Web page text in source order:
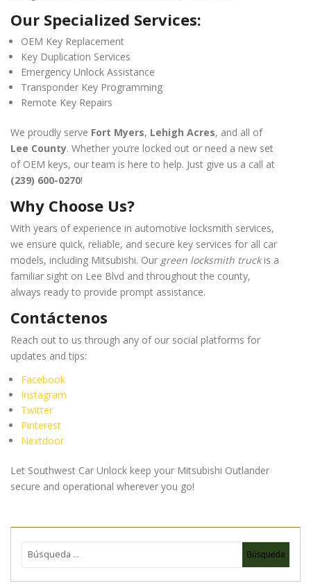
Our Specialized Services:
OEM Key Replacement
Key Duplication Services
Emergency Unlock Assistance
Transponder Key Programming
Remote Key Repairs
We proudly serve Fort Myers, Lehigh Acres, and all of
Lee County. Whether you’re locked out or need a new set
of OEM keys, our team is here to help. Just give us a call at
(239) 600-0270!
Why Choose Us?
With years of experience in automotive locksmith services,
we ensure quick, reliable, and secure key services for all car
models, including Mitsubishi. Our green locksmith truckis a
familiar sight on Lee Blvd and throughout the county,
always ready to provide prompt assistance.
Contáctenos
Reach out to us through any of our social platforms for
updates and tips:
Facebook
Instagram
Twitter
Pinterest
Nextdoor
Let Southwest Car Unlock keep your Mitsubishi Outlander
secure and operational wherever you go!